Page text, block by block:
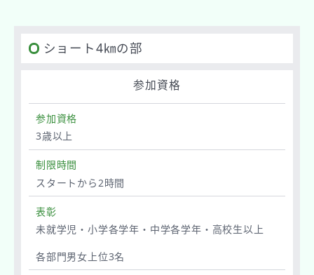
ショート4㎞の部
参加資格
参加資格
3歳以上
制限時間
スタートから2時間
表彰
未就学児・小学各学年・中学各学年・高校生以上
各部門男女上位3名